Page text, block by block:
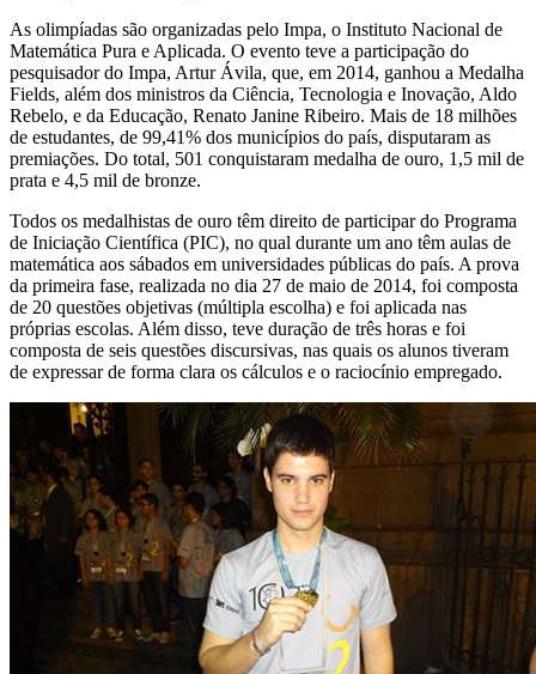
As olimpíadas são organizadas pelo Impa, o Instituto Nacional de
Matemática Pura e Aplicada. O evento teve a participação do
pesquisador do Impa, Artur Ávila, que, em 2014, ganhou a Medalha
Fields, além dos ministros da Ciência, Tecnologia e Inovação, Aldo
Rebelo, e da Educação, Renato Janine Ribeiro. Mais de 18 milhões
de estudantes, de 99,41% dos municípios do país, disputaram as
premiações. Do total, 501 conquistaram medalha de ouro, 1,5 mil de
prata e 4,5 mil de bronze.
Todos os medalhistas de ouro têm direito de participar do Programa
de Iniciação Científica (PIC), no qual durante um ano têm aulas de
matemática aos sábados em universidades públicas do país. A prova
da primeira fase, realizada no dia 27 de maio de 2014, foi composta
de 20 questões objetivas (múltipla escolha) e foi aplicada nas
próprias escolas. Além disso, teve duração de três horas e foi
composta de seis questões discursivas, nas quais os alunos tiveram
de expressar de forma clara os cálculos e o raciocínio empregado.